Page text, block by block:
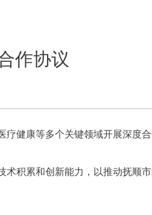
作协议
健康等多个关键领域开展深度
积累和创新能力，以推动抚顺